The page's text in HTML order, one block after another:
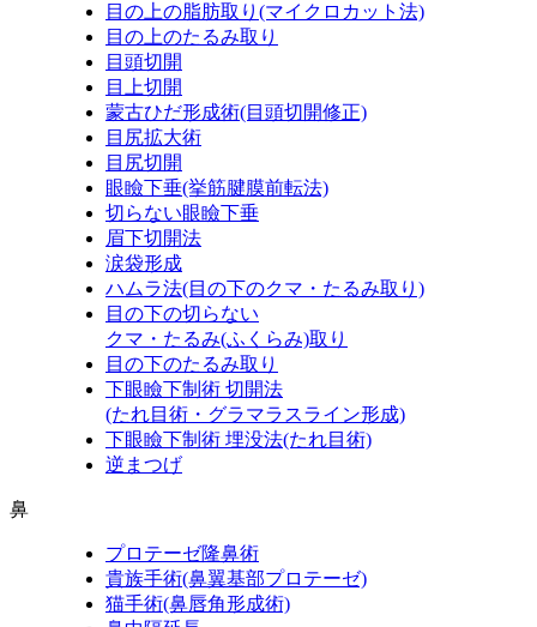
目の上の脂肪取り (マイクロカット法)
目の上のたるみ取り
目頭切開
目上切開
蒙古ひだ形成術(目頭切開修正)
目尻拡大術
目尻切開
眼瞼下垂(挙筋腱膜前転法)
切らない眼瞼下垂
眉下切開法
涙袋形成
ハムラ法(目の下のクマ・たるみ取り)
目の下の切らない
クマ・たるみ(ふくらみ)取り
目の下のたるみ取り
下眼瞼下制術 切開法
(たれ目術・グラマラスライン形成)
下眼瞼下制術 埋没法(たれ目術)
逆まつげ
鼻
プロテーゼ隆鼻術
貴族手術(鼻翼基部プロテーゼ)
猫手術(鼻唇角形成術)